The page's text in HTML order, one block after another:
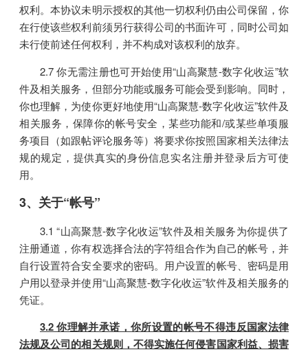
权利。本协议未明示授权的其他一切权利仍由公司保留，你
在行使该些权利前须另行获得公司的书面许可，同时公司如
未行使前述任何权利，并不构成对该权利的放弃。
2.7 你无需注册也可开始使用“山高聚慧-数字化收运”软
件及相关服务，但部分功能或服务可能会受到影响。同时，
你也理解，为使你更好地使用“山高聚慧-数字化收运”软件及
相关服务，保障你的帐号安全，某些功能和/或某些单项服
务项目（如跟帖评论服务等）将要求你按照国家相关法律法
规的规定，提供真实的身份信息实名注册并登录后方可使
用。
3、关于“帐号”
3.1 “山高聚慧-数字化收运”软件及相关服务为你提供了
注册通道，你有权选择合法的字符组合作为自己的帐号，并
自行设置符合安全要求的密码。用户设置的帐号、密码是用
户用以登录并使用“山高聚慧-数字化收运”软件及相关服务的
凭证。
3.2 你理解并承诺，你所设置的帐号不得违反国家法律
法规及公司的相关规则，不得实施任何侵害国家利益、损害